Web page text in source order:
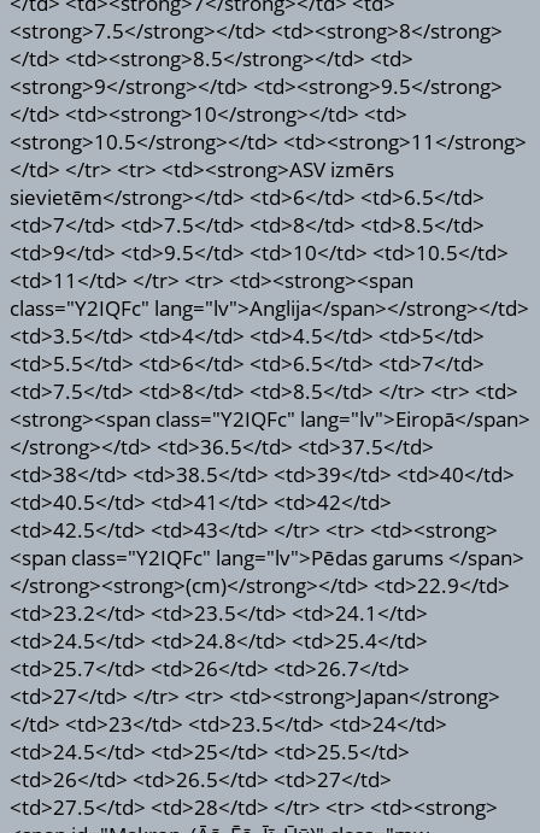
<strong>7.5</strong></td> <td><strong>8</strong>
</td> <td><strong>8.5</strong></td> <td>
<strong>9</strong></td> <td><strong>9.5</strong>
</td> <td><strong>10</strong></td> <td>
<strong>10.5</strong></td> <td><strong>11</strong>
</td> </tr> <tr> <td><strong>ASV izmērs
sievietēm</strong></td> <td>6</td> <td>6.5</td>
<td>7</td> <td>7.5</td> <td>8</td> <td>8.5</td>
<td>9</td> <td>9.5</td> <td>10</td> <td>10.5</td>
<td>11</td> </tr> <tr> <td><strong><span
class="Y2IQFc" lang="lv">Anglija</span></strong></td>
<td>3.5</td> <td>4</td> <td>4.5</td> <td>5</td>
<td>5.5</td> <td>6</td> <td>6.5</td> <td>7</td>
<td>7.5</td> <td>8</td> <td>8.5</td> </tr> <tr> <td>
<strong><span class="Y2IQFc" lang="lv">Eiropā</span>
</strong></td> <td>36.5</td> <td>37.5</td>
<td>38</td> <td>38.5</td> <td>39</td> <td>40</td>
<td>40.5</td> <td>41</td> <td>42</td>
<td>42.5</td> <td>43</td> </tr> <tr> <td><strong>
<span class="Y2IQFc" lang="lv">Pēdas garums </span>
</strong><strong>(cm)</strong></td> <td>22.9</td>
<td>23.2</td> <td>23.5</td> <td>24.1</td>
<td>24.5</td> <td>24.8</td> <td>25.4</td>
<td>25.7</td> <td>26</td> <td>26.7</td>
<td>27</td> </tr> <tr> <td><strong>Japan</strong>
</td> <td>23</td> <td>23.5</td> <td>24</td>
<td>24.5</td> <td>25</td> <td>25.5</td>
<td>26</td> <td>26.5</td> <td>27</td>
<td>27.5</td> <td>28</td> </tr> <tr> <td><strong>